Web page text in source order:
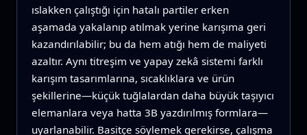
ıslakken çalıştığı için hatalı partiler erken
aşamada yakalanıp atılmak yerine karışıma geri
kazandırılabilir; bu da hem atığı hem de maliyeti
azaltır. Aynı titreşim ve yapay zekâ sistemi farklı
karışım tasarımlarına, sıcaklıklara ve ürün
şekillerine—küçük tuğlalardan daha büyük taşıyıcı
elemanlara veya hatta 3B yazdırılmış formlara—
uyarlanabilir. Basitçe söylemek gerekirse, çalışma